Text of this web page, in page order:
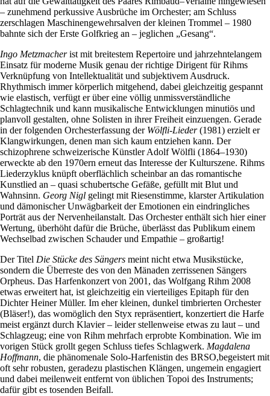
– zunehmend perkussive Ausbrüche im Orchester; am Schluss
zerschlagen Maschinengewehrsalven der kleinen Trommel – 1980
bahnte sich der Erste Golfkrieg an – jeglichen „Gesang“.
Ingo Metzmacherist mit breitestem Repertoire und jahrzehntelangem
Einsatz für moderne Musik genau der richtige Dirigent für Rihms
Verknüpfung von Intellektualität und subjektivem Ausdruck.
Rhythmisch immer körperlich mitgehend, dabei gleichzeitig gespannt
wie elastisch, verfügt er über eine völlig unmissverständliche
Schlagtechnik und kann musikalische Entwicklungen minutiös und
planvoll gestalten, ohne Solisten in ihrer Freiheit einzuengen. Gerade
in der folgenden Orchesterfassung der Wölfli-Lieder(1981) erzielt er
Klangwirkungen, denen man sich kaum entziehen kann. Der
schizophrene schweizerische Künstler Adolf Wölfli (1864–1930)
erweckte ab den 1970ern erneut das Interesse der Kulturszene. Rihms
Liederzyklus knüpft oberflächlich scheinbar an das romantische
Kunstlied an – quasi schubertsche Gefäße, gefüllt mit Blut und
Wahnsinn. Georg Nigl gelingt mit Riesenstimme, klarster Artikulation
und dämonischer Unwägbarkeit der Emotionen ein eindringliches
Porträt aus der Nervenheilanstalt. Das Orchester enthält sich hier einer
Wertung, überhöht dafür die Brüche, überlässt das Publikum einem
Wechselbad zwischen Schauder und Empathie – großartig!
Der Titel Die Stücke des Sängers meint nicht etwa Musikstücke,
sondern die Überreste des von den Mänaden zerrissenen Sängers
Orpheus. Das Harfenkonzert von 2001, das Wolfgang Rihm 2008
etwas erweitert hat, ist gleichzeitig ein vierteiliges Epitaph für den
Dichter Heiner Müller. Im eher kleinen, dunkel timbrierten Orchester
(Bläser!), das womöglich den Styx repräsentiert, konzertiert die Harfe
meist ergänzt durch Klavier – leider stellenweise etwas zu laut – und
Schlagzeug; eine von Rihm mehrfach erprobte Kombination. Wie im
vorigen Stück grollt gegen Schluss tiefes Schlagwerk. Magdalena
Hoffmann, die phänomenale Solo-Harfenistin des BRSO,begeistert mit
oft sehr robusten, geradezu plastischen Klängen, ungemein engagiert
und dabei meilenweit entfernt von üblichen Topoi des Instruments;
dafür gibt es tosenden Beifall.